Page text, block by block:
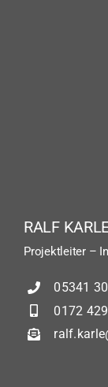
RALF
Projektleiter –
05341
0172